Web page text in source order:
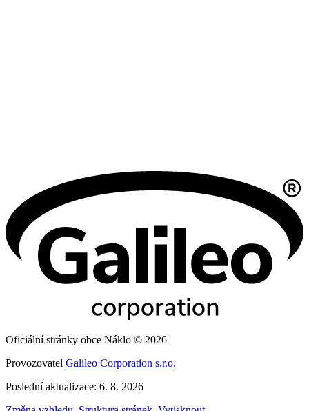
Oficiální stránky obce Náklo © 2026
Provozovatel Galileo Corporation s.r.o.
Poslední aktualizace: 6. 8. 2026